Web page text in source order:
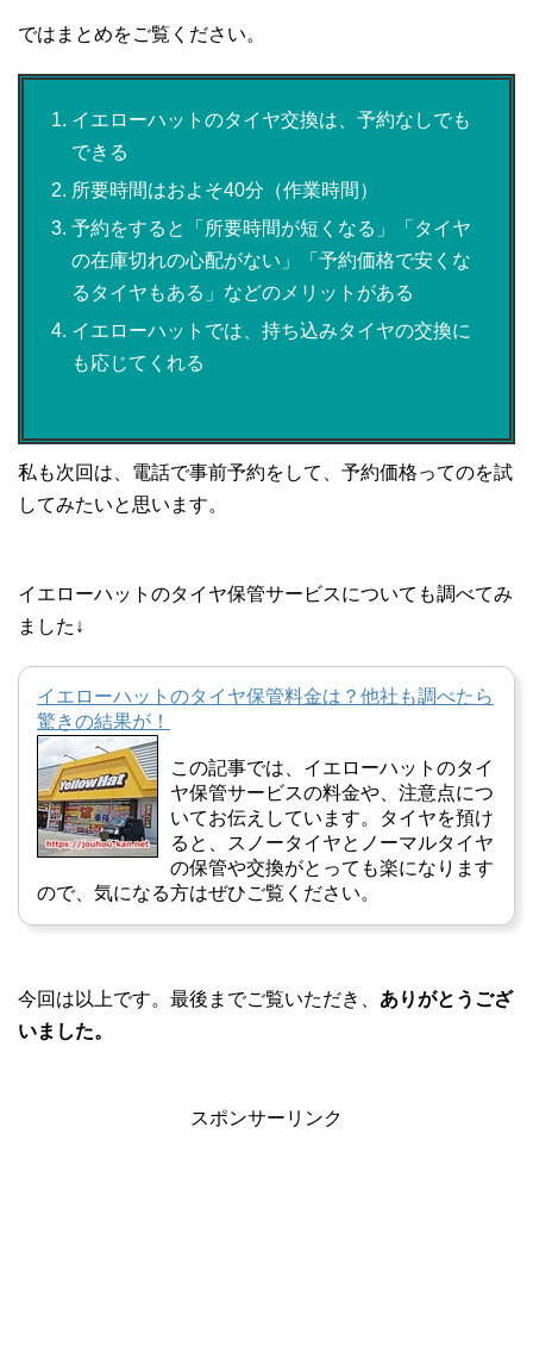
ではまとめをご覧ください。
イエローハットのタイヤ交換は、予約なしでも
できる
所要時間はおよそ40分（作業時間）
予約をすると「所要時間が短くなる」「タイヤ
の在庫切れの心配がない」「予約価格で安くな
るタイヤもある」などのメリットがある
イエローハットでは、持ち込みタイヤの交換に
も応じてくれる
私も次回は、電話で事前予約をして、予約価格ってのを試
してみたいと思います。
イエローハットのタイヤ保管サービスについても調べてみ
ました↓
イエローハットのタイヤ保管料金は？他社も調べたら
驚きの結果が！
この記事では、イエローハットのタイ
ヤ保管サービスの料金や、注意点につ
いてお伝えしています。タイヤを預け
ると、スノータイヤとノーマルタイヤ
の保管や交換がとっても楽になります
ので、気になる方はぜひご覧ください。
今回は以上です。最後までご覧いただき、 ありがとうござ
いました。
スポンサーリンク